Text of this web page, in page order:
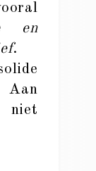
en
.
Aan